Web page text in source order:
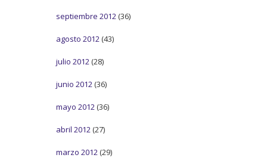
septiembre 2012 (36)
agosto 2012 (43)
julio 2012 (28)
junio 2012 (36)
mayo 2012 (36)
abril 2012 (27)
marzo 2012 (29)